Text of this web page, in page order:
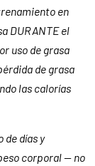
en
DURANTE el
uso de grasa
de grasa
las calorías
de días y
corporal — no